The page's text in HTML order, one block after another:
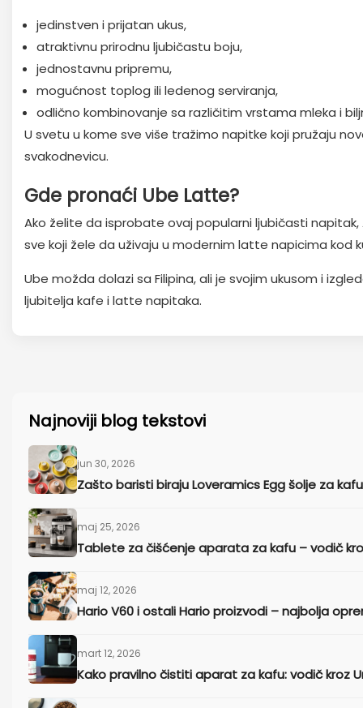
jedinstven i prijatan ukus,
atraktivnu prirodnu ljubičastu boju,
jednostavnu pripremu,
mogućnost toplog ili ledenog serviranja,
odlično kombinovanje sa različitim vrstama mleka i
U svetu u kome sve više tražimo napitke koji pružaju
svakodnevicu.
Gde pronaći Ube Latte?
Ako želite da isprobate ovaj popularni ljubičasti
sve koji žele da uživaju u modernim latte napicima kod
Ube možda dolazi sa Filipina, ali je svojim ukusom i
ljubitelja kafe i latte napitaka.
Najnoviji blog tekstovi
jun 30, 2026
Zašto baristi biraju Loveramics Egg šolje za
maj 25, 2026
Tablete za čišćenje aparata za kafu – vodič
maj 12, 2026
Hario V60 i ostali Hario proizvodi – najbolja
mart 12, 2026
Kako pravilno čistiti aparat za kafu: vodič kroz